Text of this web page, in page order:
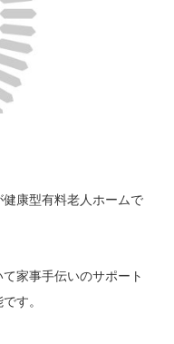
康型有料老人ホームで
家事手伝いのサポート
す。